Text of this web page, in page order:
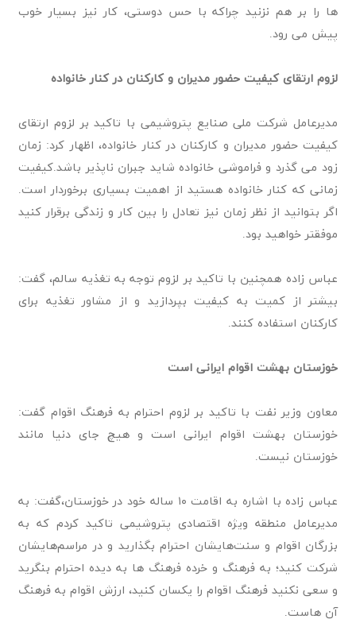
ها را بر هم نزنید چراکه با حس دوستی، کار نیز بسیار خوب
پیش می رود.
لزوم ارتقای کیفیت حضور مدیران و کارکنان در کنار خانواده
مدیرعامل شرکت ملی صنایع پتروشیمی با تاکید بر لزوم ارتقای
کیفیت حضور مدیران و کارکنان در کنار خانواده، اظهار کرد: زمان
زود می گذرد و فراموشی خانواده شاید جبران ناپذیر باشد.کیفیت
زمانی که کنار خانواده هستید از اهمیت بسیاری برخوردار است.
اگر بتوانید از نظر زمان نیز تعادل را بین کار و زندگی برقرار کنید
موفقتر خواهید بود.
عباس زاده همچنین با تاکید بر لزوم توجه به تغذیه سالم، گفت:
بیشتر از کمیت به کیفیت بپردازید و از مشاور تغذیه برای
کارکنان استفاده کنند.
خوزستان بهشت اقوام ایرانی است
معاون وزیر نفت با تاکید بر لزوم احترام به فرهنگ اقوام گفت:
خوزستان بهشت اقوام ایرانی است و هیچ جای دنیا مانند
خوزستان نیست.
عباس زاده با اشاره به اقامت ۱۰ ساله خود در خوزستان،گفت: به
مدیرعامل منطقه ویژه اقتصادی پتروشیمی تاکید کردم که به
بزرگان اقوام و سنت‌هایشان احترام بگذارید و در مراسم‌هایشان
شرکت کنید؛ به فرهنگ و خرده فرهنگ ها به دیده احترام بنگرید
و سعی نکنید فرهنگ اقوام را یکسان کنید، ارزش اقوام به فرهنگ
آن هاست.